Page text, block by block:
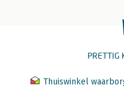
PRETTIG
Thuiswinkel